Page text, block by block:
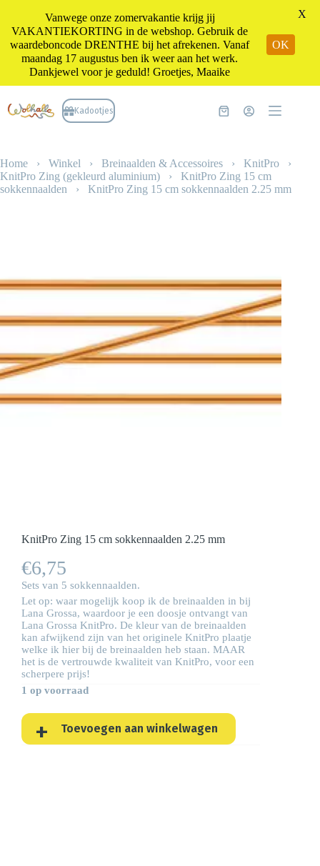
naar
de
Kadootjes Winkelwagen
Home › Winkel › Breinaalden & Accessoires › KnitPro ›
KnitPro Zing (gekleurd aluminium) › KnitPro Zing 15 cm
sokkennaalden › KnitPro Zing 15 cm sokkennaalden 2.25 mm
KnitPro Zing 15 cm sokkennaalden 2.25 mm
€6,75
Sets van 5 sokkennaalden.
Let op: waar mogelijk koop ik de breinaalden in bij
Lana Grossa, waardoor je een doosje ontvangt van
Lana Grossa KnitPro. De kleur van de breinaalden
kan afwijkend zijn van het originele KnitPro plaatje
welke ik hier bij de breinaalden heb staan. MAAR
het is de vertrouwde kwaliteit van KnitPro, voor een
scherpere prijs!
1 op voorraad
Toevoegen aan winkelwagen
Vanwege onze zomervakantie krijg jij
VAKANTIEKORTING in de webshop. Gebruik de
waardeboncode DRENTHE bij het afrekenen. Vanaf
maandag 17 augustus ben ik weer aan het werk.
Dankjewel voor je geduld! Groetjes, Maaike
OK
X